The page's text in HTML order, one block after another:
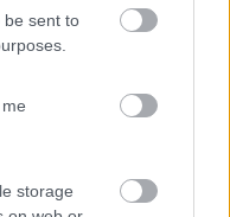
be sent to
storagepotrebbe dare dei